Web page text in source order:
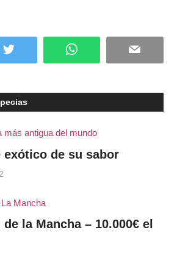
Twitter WhatsApp Email
exótico de su sabor
de la Mancha – 10.000€ el